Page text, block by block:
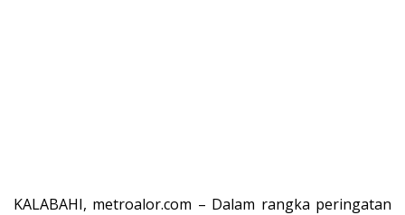
KALABAHI, metroalor.com – Dalam rangka peringatan